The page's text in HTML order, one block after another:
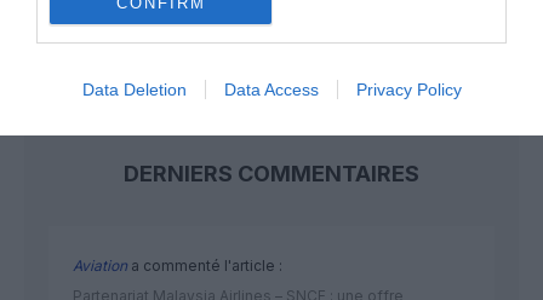
Data Deletion Data Access Privacy Policy
DERNIERS COMMENTAIRES
Aviation a commenté l'article :
Partenariat Malaysia Airlines – SNCF : une offre